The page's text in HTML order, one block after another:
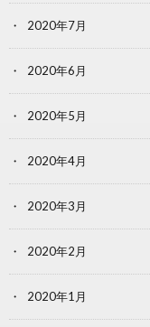
2020年7月
2020年6月
2020年5月
2020年4月
2020年3月
2020年2月
2020年1月